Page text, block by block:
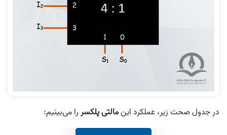
در جدول صحت زیر، عملکرد اینمالتی پلکسررا می‌بینیم: